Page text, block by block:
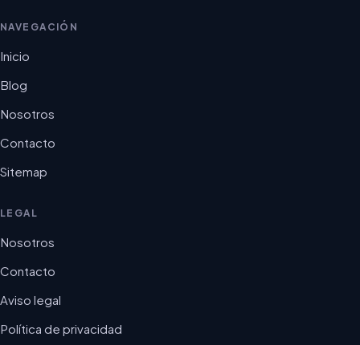
NAVEGACIÓN
Inicio
Blog
Nosotros
Contacto
Sitemap
LEGAL
Nosotros
Contacto
Aviso legal
Política de privacidad